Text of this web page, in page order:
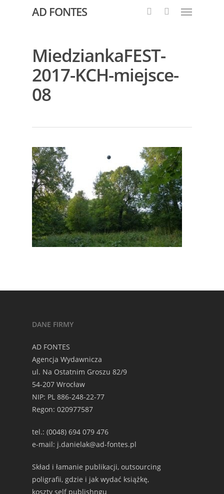
AD FONTES
MiedziankaFEST-
2017-KCH-miejsce-
08
DANE FIRMY
AD FONTES
Agencja Wydawnicza
ul. Na Ostatnim Groszu 82/9
54-207 Wrocław
NIP: PL 886-248-22-77
Regon: 020977587
tel.: (0048) 694 079 476
e-mail: j.danielak@ad-fontes.pl
Skład i łamanie publikacji, outsourcing
poligrafii, gdzie i jak wydać książkę,
koszty self publishngu